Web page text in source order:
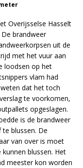
Overijsselse Hasselt
brandweer
uit de
met het vuur aan
loodsen op het
vlam had
dat het toch
te voorkomen,
opgeslagen.
is de brandweer
blussen. De
van over is moet
blussen. Het
meester kon worden